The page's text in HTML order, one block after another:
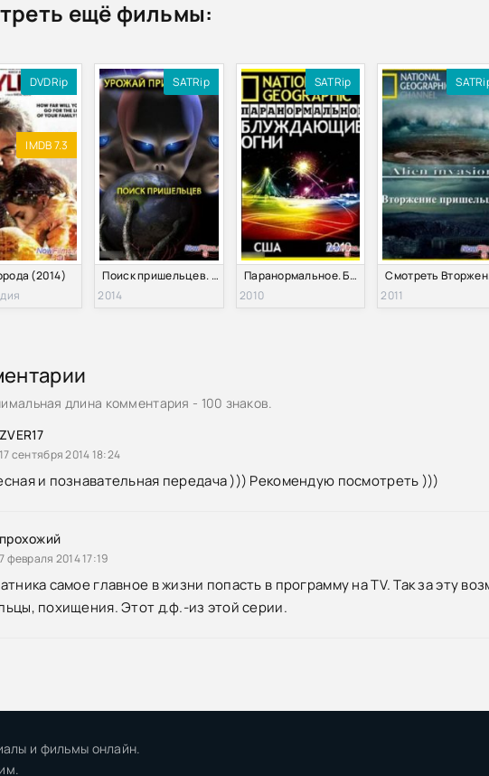
ещё фильмы:
DVDRip
IMDB 7.3
(2014)
SATRip
Поиск пришельцев. Урожай пришельцев (2014)
2014
SATRip
Паранормальное. Блуждающие огни (2010)
2010
2011
длина комментария - 100 знаков.
ZVER17
17 сентября 2014 18:24
и познавательная передача ))) Рекомендую посмотреть )))
прохожий
7 февраля 2014 17:19
самое главное в жизни попасть в программу на TV. Так за эту
похищения. Этот д.ф.-из этой серии.
и фильмы онлайн.